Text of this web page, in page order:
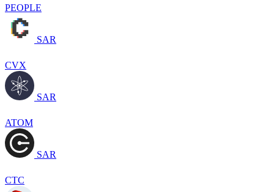
PEOPLE
SAR
CVX
SAR
ATOM
SAR
CTC